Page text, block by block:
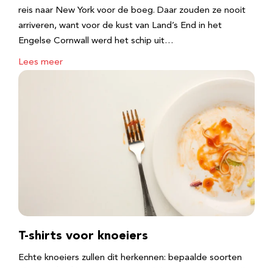
reis naar New York voor de boeg. Daar zouden ze nooit
arriveren, want voor de kust van Land’s End in het
Engelse Cornwall werd het schip uit…
Lees meer
T-shirts voor knoeiers
Echte knoeiers zullen dit herkennen: bepaalde soorten